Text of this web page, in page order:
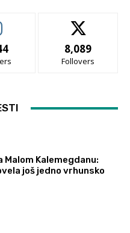
8,089
Follovers
Malom Kalemegdanu:
još jedno vrhunsko